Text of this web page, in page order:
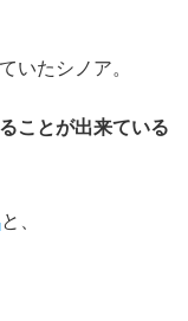
いたシノア。
ことが出来ている
と、